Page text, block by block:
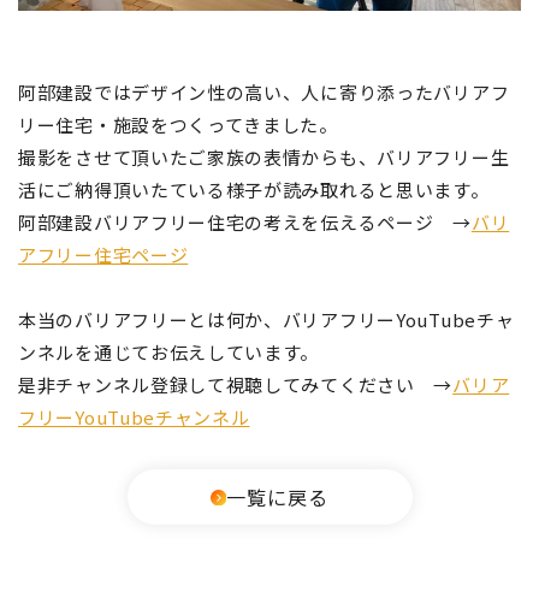
阿部建設ではデザイン性の高い、人に寄り添ったバリアフ
リー住宅・施設をつくってきました。
撮影をさせて頂いたご家族の表情からも、バリアフリー生
活にご納得頂いたている様子が読み取れると思います。
阿部建設バリアフリー住宅の考えを伝えるページ →バリ
アフリー住宅ページ
本当のバリアフリーとは何か、バリアフリーYouTubeチャ
ンネルを通じてお伝えしています。
是非チャンネル登録して視聴してみてください →バリア
フリーYouTubeチャンネル
一覧に戻る